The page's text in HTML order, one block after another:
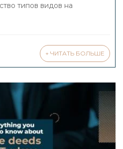
типов видов на
+ ЧИТАТЬ БОЛЬШЕ